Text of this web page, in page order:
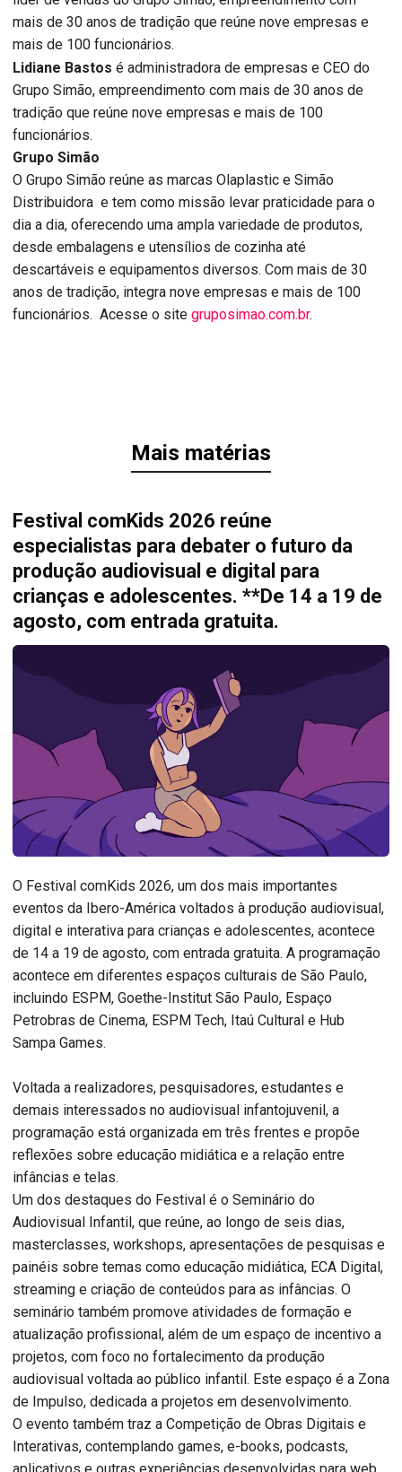
mais de 30 anos de tradição que reúne nove empresas e
mais de 100 funcionários.
Lidiane Bastos é administradora de empresas e CEO do
Grupo Simão, empreendimento com mais de 30 anos de
tradição que reúne nove empresas e mais de 100
funcionários.
Grupo Simão
O Grupo Simão reúne as marcas Olaplastic e Simão
Distribuidora e tem como missão levar praticidade para o
dia a dia, oferecendo uma ampla variedade de produtos,
desde embalagens e utensílios de cozinha até
descartáveis e equipamentos diversos. Com mais de 30
anos de tradição, integra nove empresas e mais de 100
funcionários. Acesse o site gruposimao.com.br.
Mais matérias
Festival comKids 2026 reúne
especialistas para debater o futuro da
produção audiovisual e digital para
crianças e adolescentes. **De 14 a 19 de
agosto, com entrada gratuita.
O Festival comKids 2026, um dos mais importantes
eventos da Ibero-América voltados à produção audiovisual,
digital e interativa para crianças e adolescentes, acontece
de 14 a 19 de agosto, com entrada gratuita. A programação
acontece em diferentes espaços culturais de São Paulo,
incluindo ESPM, Goethe-Institut São Paulo, Espaço
Petrobras de Cinema, ESPM Tech, Itaú Cultural e Hub
Sampa Games.
Voltada a realizadores, pesquisadores, estudantes e
demais interessados no audiovisual infantojuvenil, a
programação está organizada em três frentes e propõe
reflexões sobre educação midiática e a relação entre
infâncias e telas.
Um dos destaques do Festival é o Seminário do
Audiovisual Infantil, que reúne, ao longo de seis dias,
masterclasses, workshops, apresentações de pesquisas e
painéis sobre temas como educação midiática, ECA Digital,
streaming e criação de conteúdos para as infâncias. O
seminário também promove atividades de formação e
atualização profissional, além de um espaço de incentivo a
projetos, com foco no fortalecimento da produção
audiovisual voltada ao público infantil. Este espaço é a Zona
de Impulso, dedicada a projetos em desenvolvimento.
O evento também traz a Competição de Obras Digitais e
Interativas, contemplando games, e-books, podcasts,